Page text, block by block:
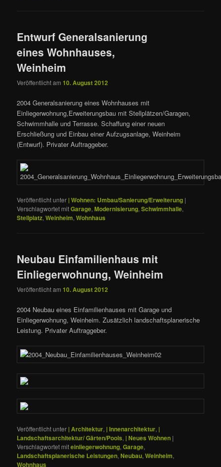
Entwurf Generalsanierung
eines Wohnhauses,
Weinheim
Veröffentlicht am10. August 2012
2004 Generalsanierung eines Wohnhauses mit
Einliegerwohnung,Erweiterungsbau mit Stellplätzen/Garagen,
Schwimmhalle und Terrasse. Schaffung einer neuen
Erschließung und Einbau einer Aufzugsanlage, Weinheim
(Entwurf). Privater Auftraggeber.
Veröffentlicht unter | Wohnen: Umbau/Sanierung/Erweiterung |
Verschlagwortet mitGarage,Modernisierung,Schwimmhalle,
Stellplatz,Weinheim,Wohnhaus
Neubau Einfamilienhaus mit
Einliegerwohnung, Weinheim
Veröffentlicht am10. August 2012
2004 Neubau eines Einfamilienhauses mit Garage und
Einliegerwohnung, Weinheim. Zusätzlich landschaftsplanerische
Leistung. Privater Auftraggeber.
Veröffentlicht unter | Architektur, | Innenarchitektur, |
Landschaftsarchitektur/ Gärten/Pools, | Neues Wohnen |
Verschlagwortet miteinliegerwohnung,Garage,
Landschaftsplanerische Leistungen,Neubau,Weinheim,
Wohnhaus